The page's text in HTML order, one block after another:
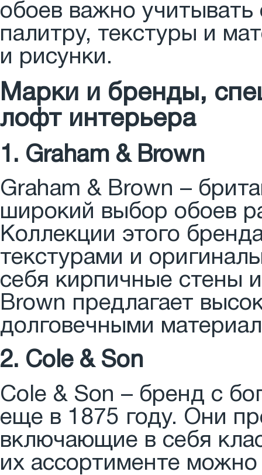
обоев важно
палитру, текстуры и
и рисунки.
Марки и бренды,
лофт интерьера
1. Graham & Brown
Graham & Brown –
широкий выбор обоев
Коллекции этого
текстурами и
себя кирпичные стены
Brown предлагает
долговечными
2. Cole & Son
Cole & Son – бренд с
еще в 1875 году. Они
включающие в себя
их ассортименте